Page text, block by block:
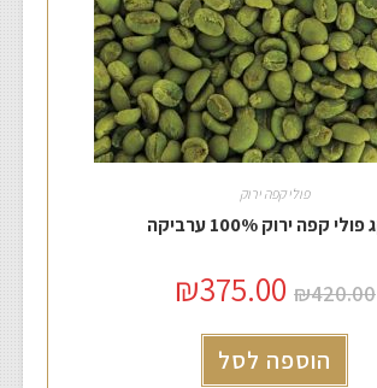
פולי קפה ירוק
₪420.00
₪375.00
הוספה לסל